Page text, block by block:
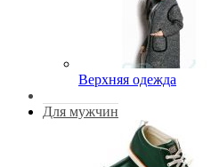
Верхняя одежда
Для мужчин